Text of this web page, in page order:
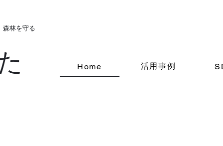
森林を守る
Home 活用事例